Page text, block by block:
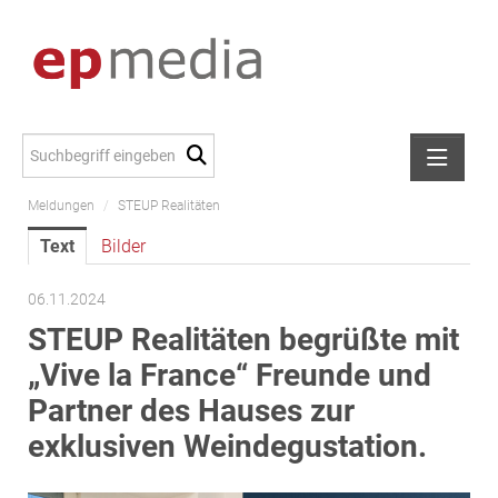
Meldungen
Alexander Peer
amb Development
ATL Immoinvest
AURE Immobilien
Austria Sotheby's International Realty
City Park Vienna
Meldungen / STEUP Realitäten
Text Bilder
06.11.2024
STEUP Realitäten begrüßte mit
„Vive la France“ Freunde und
Partner des Hauses zur
exklusiven Weindegustation.